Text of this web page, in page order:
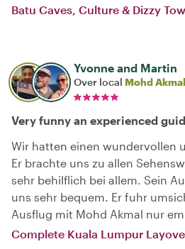
Batu Caves, Culture & Dizzy
Yvonne and Martin
Over local Mohd Akmal
Very funny an experienced
Wir hatten einen wundervollen
Er brachte uns zu allen
sehr behilflich bei allem. Sein
uns sehr bequem. Er fuhr
Ausflug mit Mohd Akmal nur
Complete Kuala Lumpur